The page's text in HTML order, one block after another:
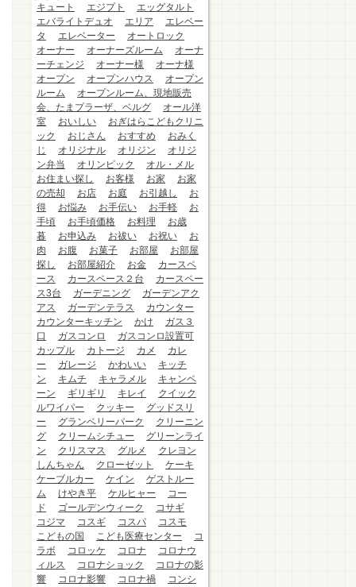
キュート
エジプト
エッグタルト
エバライトデュオ
エリア
エレベー
タ
エレベーター
オートロック
オーナー
オーナーズルーム
オーナ
ーチェンジ
オーナー様
オーナ様
オープン
オープンハウス
オープン
ルーム
オープンルーム、現地販売
会、たまプラーザ、ベルグ
オール洋
室
おいしい
おぎはらこどもクリニ
ック
おじさん おすすめ
おみく
じ
オリジナル オリジン
オリジ
ン弁当
オリンピック
オル・メル
お住まい探し
お客様 お家
お家
の売却
お店 お庭 お引越し
お
得
お悩み お手伝い お手軽
お
手頃
お手頃価格 お料理
お歳
暮
お申込み お祓い お祝い
お
肉
お腹 お菓子 お部屋
お部屋
探し
お部屋紹介 お金
カースペ
ース
カースペース２台
カースペー
ス3台
ガーデニング
ガーデンアク
アス
ガーデンテラス
カウンター
カウンターキッチン
かけ
ガス３
口
ガスコンロ
ガスコンロ設置可
カップル
カトージ カメ
カレ
ー
ガレージ かわいい
キッチ
ン
キムチ キャラメル
キャンペ
ーン
ギリギリ キレイ
クイック
ルワイパー
クッキー
グッドスリ
ー
グランベリーパーク
クリーニン
グ
クリームシチュー
グリーンライ
ン
クリスマス グルメ
クレヨン
しんちゃん
クローゼット
ケーキ
ケーブルカー
ケイン
ゲストルー
ム
けやき平 ケルヒャー
コー
ド
ゴールデンウィーク
コサギ
コジマ
コスギ コスパ
コスモ
こどもの国
こども医療センター
コ
ラボ
コロッケ コロナ
コロナウ
ィルス
コロナショック
コロナの影
響
コロナ影響 コロナ禍
コンシ